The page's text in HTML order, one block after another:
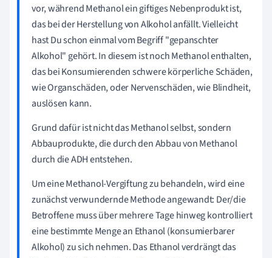
vor, während Methanol ein giftiges Nebenprodukt ist,
das bei der Herstellung von Alkohol anfällt. Vielleicht
hast Du schon einmal vom Begriff "gepanschter
Alkohol" gehört. In diesem ist noch Methanol enthalten,
das bei Konsumierenden schwere körperliche Schäden,
wie Organschäden, oder Nervenschäden, wie Blindheit,
auslösen kann.
Grund dafür ist nicht das Methanol selbst, sondern
Abbauprodukte, die durch den Abbau von Methanol
durch die ADH entstehen.
Um eine Methanol-Vergiftung zu behandeln, wird eine
zunächst verwundernde Methode angewandt: Der/die
Betroffene muss über mehrere Tage hinweg kontrolliert
eine bestimmte Menge an Ethanol (konsumierbarer
Alkohol) zu sich nehmen. Das Ethanol verdrängt das